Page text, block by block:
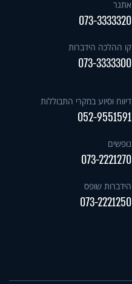
אתגר
073-3333320
קו ההלכה הידברות
073-3333300
דיווח וסיוע במקרי התבוללות
052-9551591
נופשים
073-2221270
הידברות שופס
073-2221250